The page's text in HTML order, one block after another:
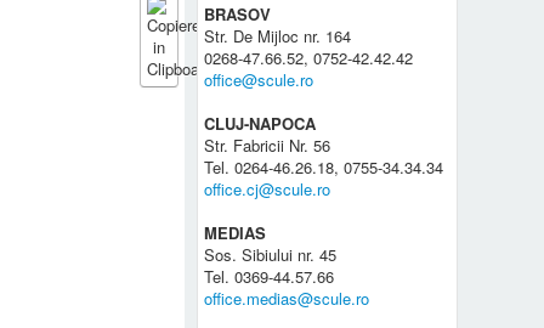
BRASOV
Str. De Mijloc nr. 164
0268-47.66.52, 0752-42.42.42
office@scule.ro
CLUJ-NAPOCA
Str. Fabricii Nr. 56
Tel. 0264-46.26.18, 0755-34.34.34
office.cj@scule.ro
MEDIAS
Sos. Sibiului nr. 45
Tel. 0369-44.57.66
office.medias@scule.ro